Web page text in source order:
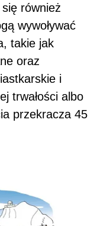
również
wywoływać
takie jak
oraz
i
trwałości albo
przekracza 45